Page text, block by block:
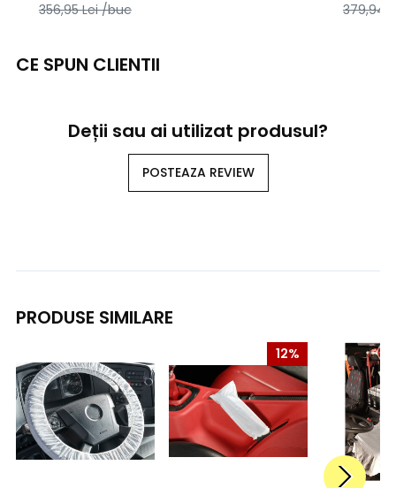
356,95Lei /buc 379,94
CE SPUN CLIENTII
Deții sau ai utilizat produsul?
POSTEAZA REVIEW
PRODUSE SIMILARE
12%